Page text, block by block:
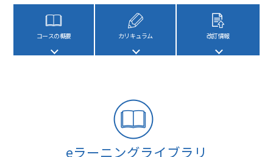
コースの概要 カリキュラム 改訂情報
eラーニングライブラリ